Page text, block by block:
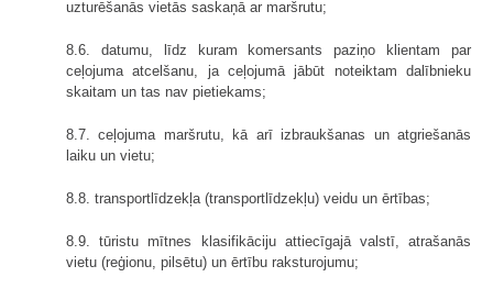
uzturēšanās vietās saskaņā ar maršrutu;
8.6. datumu, līdz kuram komersants paziņo klientam par
ceļojuma atcelšanu, ja ceļojumā jābūt noteiktam dalībnieku
skaitam un tas nav pietiekams;
8.7. ceļojuma maršrutu, kā arī izbraukšanas un atgriešanās
laiku un vietu;
8.8. transportlīdzekļa (transportlīdzekļu) veidu un ērtības;
8.9. tūristu mītnes klasifikāciju attiecīgajā valstī, atrašanās
vietu (reģionu, pilsētu) un ērtību raksturojumu;